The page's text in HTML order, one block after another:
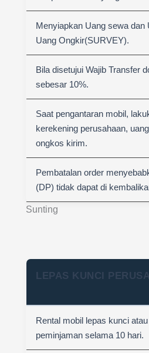
Sunting
Menyiapkan Uang sewa dan
Uang Ongkir(SURVEY).
Bila disetujui Wajib Transfer
sebesar 10%.
Saat pengantaran mobil,
kerekening perusahaan,
ongkos kirim.
Pembatalan order
(DP) tidak dapat di
LEPAS KUNCI
Rental mobil lepas kunci
peminjaman selama 10 hari.